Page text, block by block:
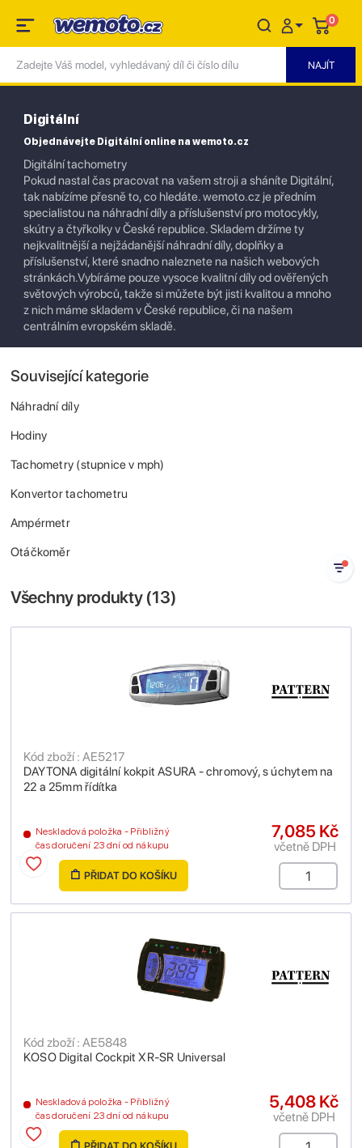
0
Digitální
Objednávejte Digitální online na wemoto.cz
Digitální tachometry
Pokud nastal čas pracovat na vašem stroji a sháníte Digitální,
tak nabízíme přesně to, co hledáte. wemoto.cz je předním
specialistou na náhradní díly a příslušenství pro motocykly,
skútry a čtyřkolky v České republice. Skladem držíme ty
nejkvalitnější a nejžádanější náhradní díly, doplňky a
příslušenství, které snadno naleznete na našich webových
stránkách.Vybíráme pouze vysoce kvalitní díly od ověřených
světových výrobců, takže si můžete být jisti kvalitou a mnoho
z nich máme skladem v České republice, či na našem
centrálním evropském skladě.
Související kategorie
Náhradní díly
Hodiny
Tachometry (stupnice v mph)
Konvertor tachometru
Ampérmetr
Otáčkoměr
Všechny produkty (13)
DAYTONA digitální kokpit ASURA - chromový, s úchytem na
22 a 25mm řídítka
Kód zboží : AE5217
Neskladová položka - Přibližný
čas doručení 23 dní od nákupu
7,085 Kč
včetně DPH
PŘIDAT DO KOŠÍKU
KOSO Digital Cockpit XR-SR Universal
Kód zboží : AE5848
Neskladová položka - Přibližný
čas doručení 23 dní od nákupu
5,408 Kč
včetně DPH